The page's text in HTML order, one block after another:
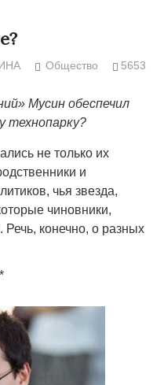
Общество 5653
Мусин обеспечил
технопарку?
не только их
и
чья звезда,
чиновники,
конечно, о разных